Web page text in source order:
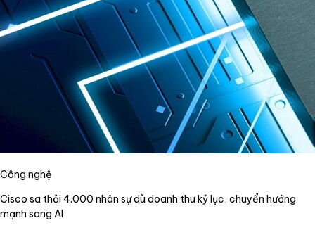
Công nghệ
Cisco sa thải 4.000 nhân sự dù doanh thu kỷ lục, chuyển hướng
mạnh sang AI